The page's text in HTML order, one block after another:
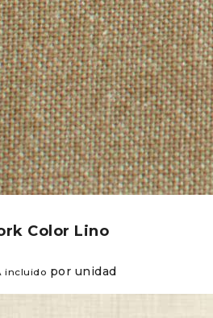
Color Lino
incluido por unidad